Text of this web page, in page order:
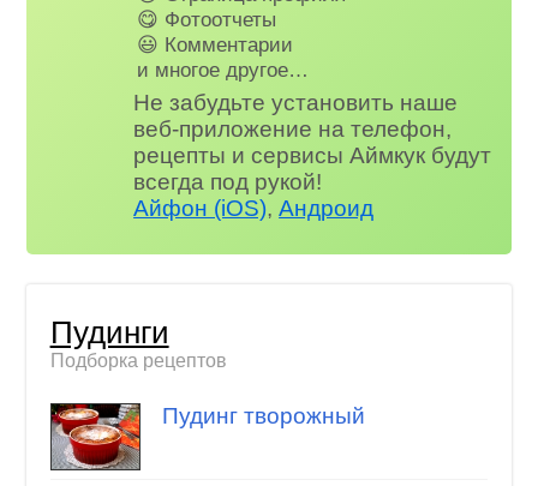
😋 Фотоотчеты
😃 Комментарии
и многое другое…
Не забудьте установить наше
веб-приложение на телефон,
рецепты и сервисы Аймкук будут
всегда под рукой!
Айфон (iOS),Андроид
Пудинги
Подборка рецептов
Пудинг творожный